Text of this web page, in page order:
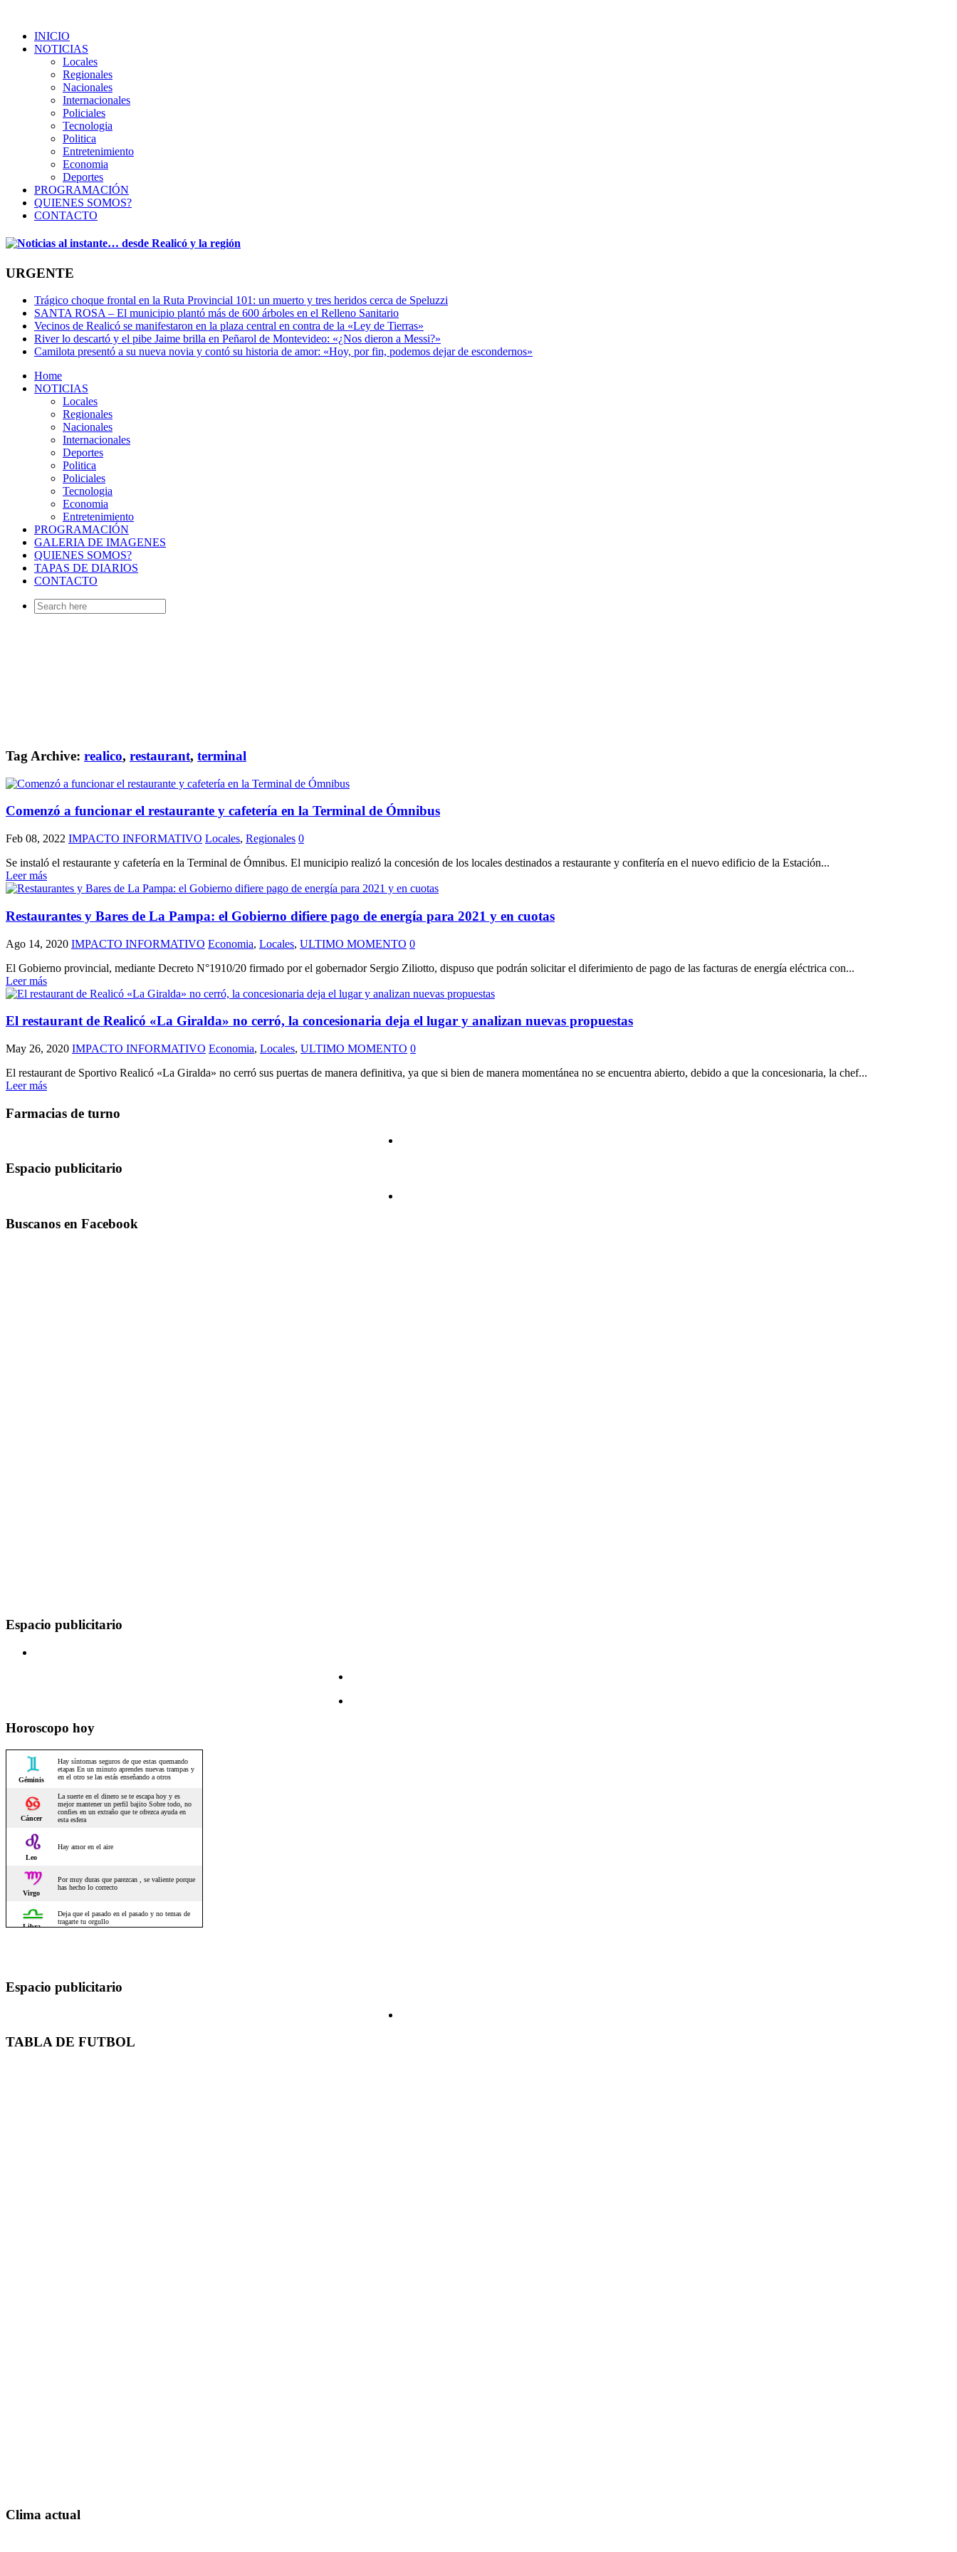
INICIO
NOTICIAS
Locales
Regionales
Nacionales
Internacionales
Policiales
Tecnologia
Politica
Entretenimiento
Economia
Deportes
PROGRAMACIÓN
QUIENES SOMOS?
CONTACTO
URGENTE
Trágico choque frontal en la Ruta Provincial 101: un muerto y tres heridos cerca de Speluzzi
SANTA ROSA – El municipio plantó más de 600 árboles en el Relleno Sanitario
Vecinos de Realicó se manifestaron en la plaza central en contra de la «Ley de Tierras»
River lo descartó y el pibe Jaime brilla en Peñarol de Montevideo: «¿Nos dieron a Messi?»
Camilota presentó a su nueva novia y contó su historia de amor: «Hoy, por fin, podemos dejar de escondernos»
Home
NOTICIAS
Locales
Regionales
Nacionales
Internacionales
Deportes
Politica
Policiales
Tecnologia
Economia
Entretenimiento
PROGRAMACIÓN
GALERIA DE IMAGENES
QUIENES SOMOS?
TAPAS DE DIARIOS
CONTACTO
Search
for:
Tag Archive: realico, restaurant, terminal
Comenzó a funcionar el restaurante y cafetería en la Terminal de Ómnibus
Feb 08, 2022 IMPACTO INFORMATIVO Locales, Regionales 0
Se instaló el restaurante y cafetería en la Terminal de Ómnibus. El municipio realizó la concesión de los locales destinados a restaurante y confitería en el nuevo edificio de la Estación...
Leer más
Restaurantes y Bares de La Pampa: el Gobierno difiere pago de energía para 2021 y en cuotas
Ago 14, 2020 IMPACTO INFORMATIVO Economia, Locales, ULTIMO MOMENTO 0
El Gobierno provincial, mediante Decreto N°1910/20 firmado por el gobernador Sergio Ziliotto, dispuso que podrán solicitar el diferimiento de pago de las facturas de energía eléctrica con...
Leer más
El restaurant de Realicó «La Giralda» no cerró, la concesionaria deja el lugar y analizan nuevas propuestas
May 26, 2020 IMPACTO INFORMATIVO Economia, Locales, ULTIMO MOMENTO 0
El restaurant de Sportivo Realicó «La Giralda» no cerró sus puertas de manera definitiva, ya que si bien de manera momentánea no se encuentra abierto, debido a que la concesionaria, la chef...
Leer más
Farmacias de turno
Espacio publicitario
Buscanos en Facebook
Espacio publicitario
Horoscopo hoy
Espacio publicitario
TABLA DE FUTBOL
Clima actual